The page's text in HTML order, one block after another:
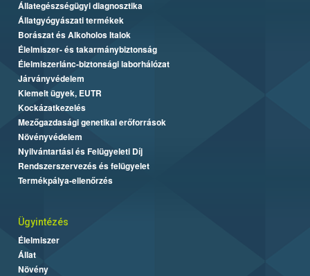
Állategészségügyi diagnosztika
Állatgyógyászati termékek
Borászat és Alkoholos Italok
Élelmiszer- és takarmánybiztonság
Élelmiszerlánc-biztonsági laborhálózat
Járványvédelem
Kiemelt ügyek, EUTR
Kockázatkezelés
Mezőgazdasági genetikai erőforrások
Növényvédelem
Nyilvántartási és Felügyeleti Díj
Rendszerszervezés és felügyelet
Termékpálya-ellenőrzés
Ügyintézés
Élelmiszer
Állat
Növény